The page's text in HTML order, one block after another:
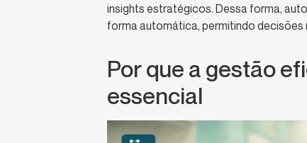
insights estratégicos. Dessa forma,
forma automática, permitindo decisões
Por que a gestão
essencial